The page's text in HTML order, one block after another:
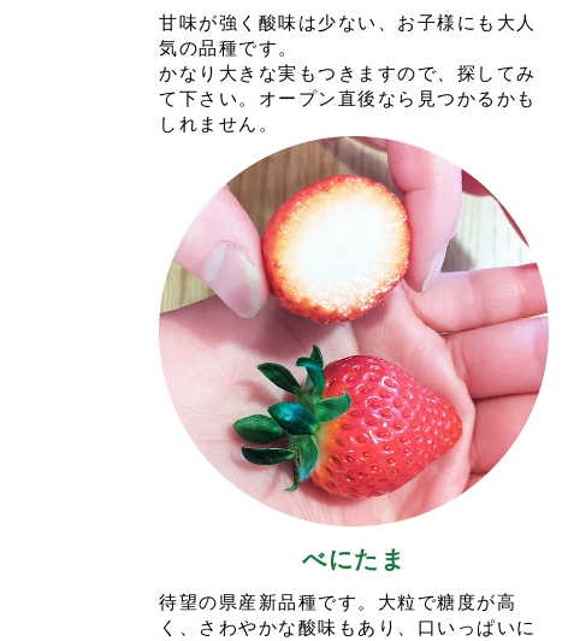
甘味が強く酸味は少ない、お子様にも大人
気の品種です。
かなり大きな実もつきますので、探してみ
て下さい。オープン直後なら見つかるかも
しれません。
べにたま
待望の県産新品種です。大粒で糖度が高
く、さわやかな酸味もあり、口いっぱいに